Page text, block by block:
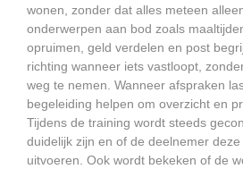
wonen, zonder dat alles meteen
onderwerpen aan bod zoals
opruimen, geld verdelen en post
richting wanneer iets vastloopt,
weg te nemen. Wanneer afspraken
begeleiding helpen om overzicht en
Tijdens de training wordt steeds
duidelijk zijn en of de deelnemer
uitvoeren. Ook wordt bekeken of de